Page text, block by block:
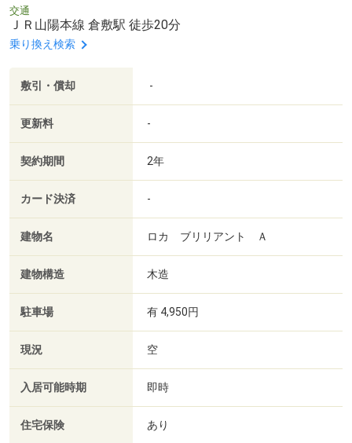
交通
ＪＲ山陽本線 倉敷駅 徒歩20分
乗り換え検索
敷引・償却 -
更新料 -
契約期間 2年
カード決済 -
建物名 ロカ ブリリアント Ａ
建物構造 木造
駐車場 有 4,950円
現況 空
入居可能時期 即時
住宅保険 あり